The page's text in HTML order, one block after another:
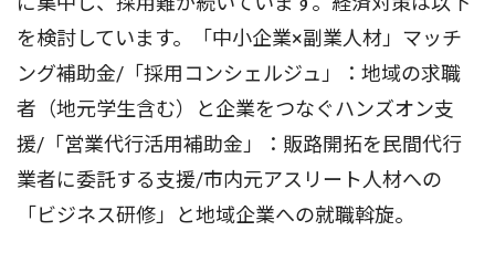
を検討しています。「中小企業×副業人材」マッチ
ング補助金/「採用コンシェルジュ」：地域の求職
者（地元学生含む）と企業をつなぐハンズオン支
援/「営業代行活用補助金」：販路開拓を民間代行
業者に委託する支援/市内元アスリート人材への
「ビジネス研修」と地域企業への就職斡旋。